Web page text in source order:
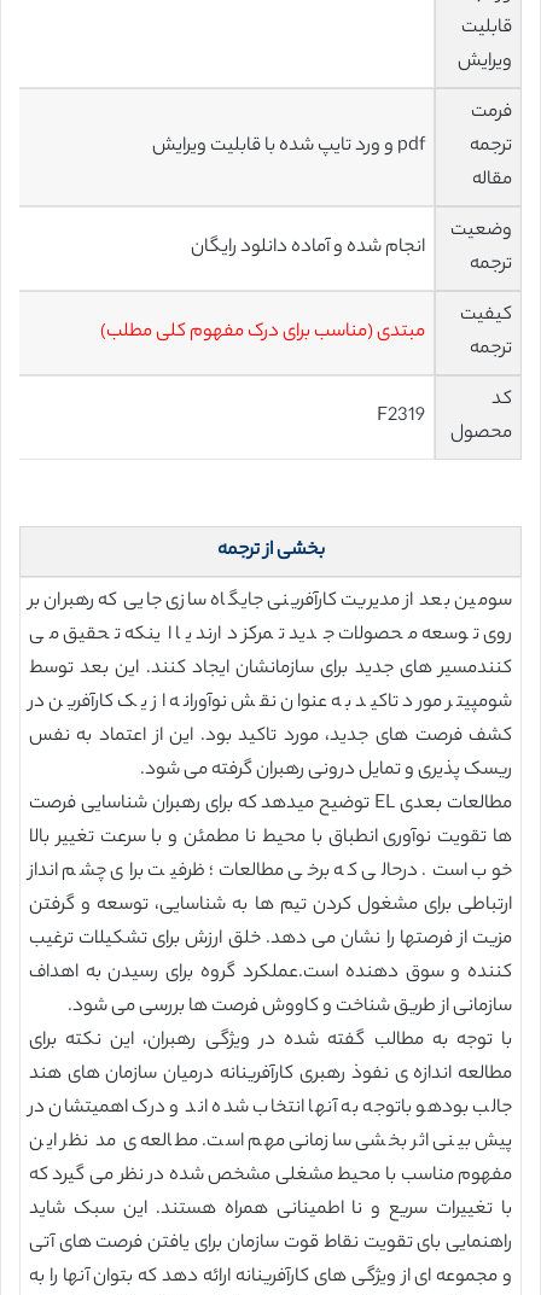
قابلیت
ویرایش
فرمت
ترجمه
مقاله
pdf و ورد تایپ شده با قابلیت ویرایش
وضعیت
ترجمه
انجام شده و آماده دانلود رایگان
کیفیت
ترجمه
مبتدی (مناسب برای درک مفهوم کلی مطلب)
کد
محصول
F2319
بخشی از ترجمه
سومین بعد از مدیریت کارآفرینی جایگاه سازی جایی که رهبران بر
روی توسعه محصولات جدید تمرکز دارند یا اینکه تحقیق می
کنندمسیر های جدید برای سازمانشان ایجاد کنند. این بعد توسط
شومپیتر مورد تاکید به عنوان نقش نوآورانه از یک کارآفرین در
کشف فرصت های جدید، مورد تاکید بود. این از اعتماد به نفس
ریسک پذیری و تمایل درونی رهبران گرفته می شود.
مطالعات بعدی EL توضیح میدهد که برای رهبران شناسایی فرصت
ها تقویت نوآوری انطباق با محیط نا مطمئن و با سرعت تغییر بالا
خوب است. درحالی که برخی مطالعات؛ ظرفیت برای چشم انداز
ارتباطی برای مشغول کردن تیم ها به شناسایی، توسعه و گرفتن
مزیت از فرصتها را نشان می دهد. خلق ارزش برای تشکیلات ترغیب
کننده و سوق دهنده است.عملکرد گروه برای رسیدن به اهداف
سازمانی از طریق شناخت و کاووش فرصت ها بررسی می شود.
با توجه به مطالب گفته شده در ویژگی رهبران، این نکته برای
مطالعه اندازه ی نفوذ رهبری کارآفرینانه درمیان سازمان های هند
جالب بودهو باتوجه به آنها انتخاب شده اند و درک اهمیتشان در
پیش بینی اثر بخشی سازمانی مهم است. مطالعه ی مد نظر این
مفهوم مناسب با محیط مشغلی مشخص شده در نظر می گیرد که
با تغییرات سریع و نا اطمینانی همراه هستند. این سبک شاید
راهنمایی بای تقویت نقاط قوت سازمان برای یافتن فرصت های آتی
و مجموعه ای از ویژگی های کارآفرینانه ارائه دهد که بتوان آنها را به